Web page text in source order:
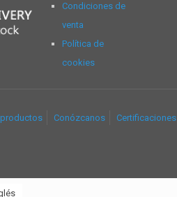
Condiciones de
venta
Política de
cookies
Conózcanos Certificaciones